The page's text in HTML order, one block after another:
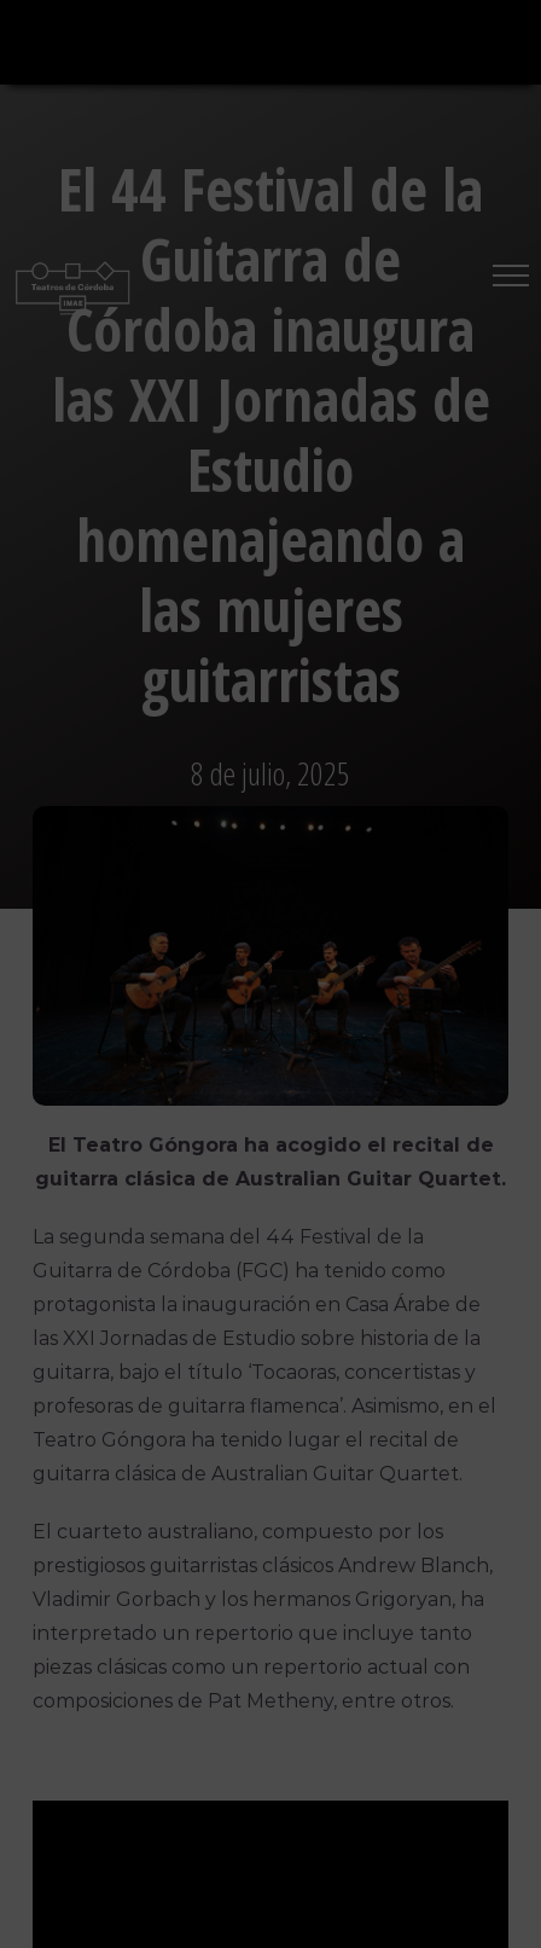
contenido
El 44 Festival de la
Guitarra de
Córdoba inaugura
las XXI Jornadas de
Estudio
homenajeando a
las mujeres
guitarristas
8 de julio, 2025
El Teatro Góngora ha acogido el recital de
guitarra clásica de Australian Guitar Quartet.
La segunda semana del 44 Festival de la
Guitarra de Córdoba (FGC) ha tenido como
protagonista la inauguración en Casa Árabe de
las XXI Jornadas de Estudio sobre historia de la
guitarra, bajo el título ‘Tocaoras, concertistas y
profesoras de guitarra flamenca’. Asimismo, en el
Teatro Góngora ha tenido lugar el recital de
guitarra clásica de Australian Guitar Quartet.
El cuarteto australiano, compuesto por los
prestigiosos guitarristas clásicos Andrew Blanch,
Vladimir Gorbach y los hermanos Grigoryan, ha
interpretado un repertorio que incluye tanto
piezas clásicas como un repertorio actual con
composiciones de Pat Metheny, entre otros.